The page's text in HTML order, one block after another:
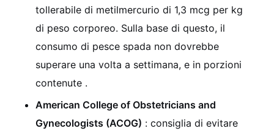
tollerabile di metilmercurio di 1,3 mcg per kg
di peso corporeo. Sulla base di questo, il
consumo di pesce spada non dovrebbe
superare una volta a settimana, e in porzioni
contenute .
American College of Obstetricians and
Gynecologists (ACOG) : consiglia di evitare